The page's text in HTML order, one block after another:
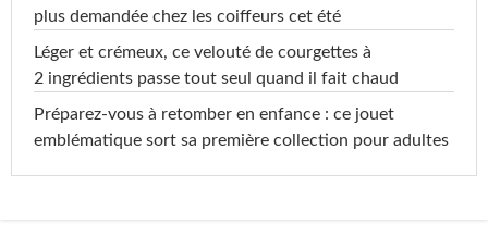
plus demandée chez les coiffeurs cet été
Léger et crémeux, ce velouté de courgettes à
2 ingrédients passe tout seul quand il fait chaud
Préparez-vous à retomber en enfance : ce jouet
emblématique sort sa première collection pour adultes